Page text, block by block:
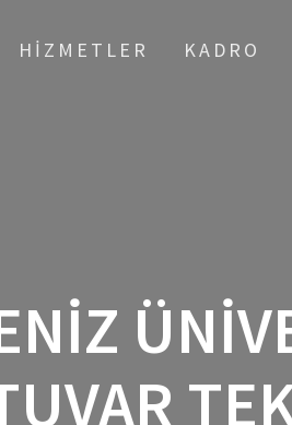
HIZMETLER KADRO